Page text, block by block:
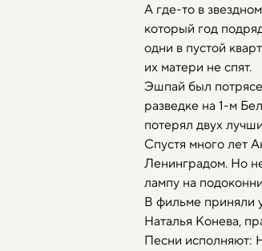
А где-то в
который год
одни в пустой
их матери не спят.
Эшпай был
разведке на 1-м
потерял двух
Спустя много лет
Ленинградом. Но
лампу на
В фильме приняли
Наталья Конева,
Песни исполняют: